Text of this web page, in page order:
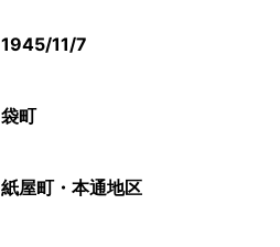
1945/11/7
袋町
紙屋町・本通地区